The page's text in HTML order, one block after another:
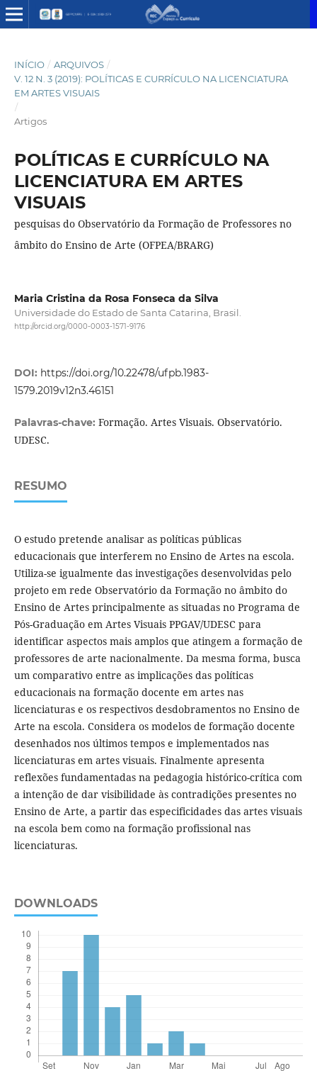
INÍCIO / ARQUIVOS /
V. 12 N. 3 (2019): POLÍTICAS E CURRÍCULO NA LICENCIATURA
EM ARTES VISUAIS
/
Artigos
POLÍTICAS E CURRÍCULO NA
LICENCIATURA EM ARTES
VISUAIS
pesquisas do Observatório da Formação de Professores no
âmbito do Ensino de Arte (OFPEA/BRARG)
Maria Cristina da Rosa Fonseca da Silva
Universidade do Estado de Santa Catarina, Brasil.
http://orcid.org/0000-0003-1571-9176
DOI: https://doi.org/10.22478/ufpb.1983-
1579.2019v12n3.46151
Palavras-chave: Formação. Artes Visuais. Observatório.
UDESC.
RESUMO
O estudo pretende analisar as políticas públicas
educacionais que interferem no Ensino de Artes na escola.
Utiliza-se igualmente das investigações desenvolvidas pelo
projeto em rede Observatório da Formação no âmbito do
Ensino de Artes principalmente as situadas no Programa de
Pós-Graduação em Artes Visuais PPGAV/UDESC para
identificar aspectos mais amplos que atingem a formação de
professores de arte nacionalmente. Da mesma forma, busca
um comparativo entre as implicações das políticas
educacionais na formação docente em artes nas
licenciaturas e os respectivos desdobramentos no Ensino de
Arte na escola. Considera os modelos de formação docente
desenhados nos últimos tempos e implementados nas
licenciaturas em artes visuais. Finalmente apresenta
reflexões fundamentadas na pedagogia histórico-crítica com
a intenção de dar visibilidade às contradições presentes no
Ensino de Arte, a partir das especificidades das artes visuais
na escola bem como na formação profissional nas
licenciaturas.
DOWNLOADS